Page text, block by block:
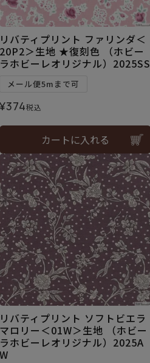
リバティプリント ファリンダ＜
20P2＞生地 ★復刻色 （ホビー
ラホビーレオリジナル）2025SS
メール便5mまで可
¥374税込
カートに入れる
リバティプリント ソフトビエラ
マロリー＜01W＞生地 （ホビー
ラホビーレオリジナル）2025A
W